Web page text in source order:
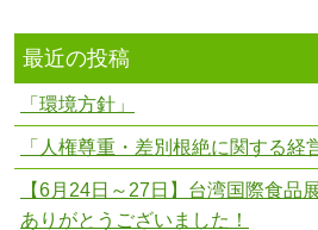
最近の投稿
「環境方針」
「人権尊重・差別根絶に関する経
【6月24日～27日】台湾国際食品
ありがとうございました！